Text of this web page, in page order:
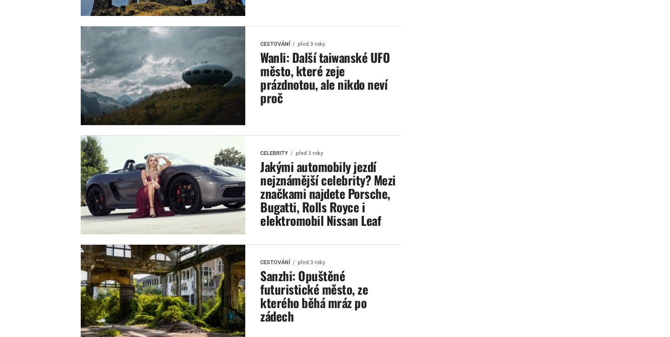
CESTOVÁNÍ před 3 roky
Wanli: Další taiwanské UFO
město, které zeje
prázdnotou, ale nikdo neví
proč
CELEBRITY před 3 roky
Jakými automobily jezdí
nejznámější celebrity? Mezi
značkami najdete Porsche,
Bugatti, Rolls Royce i
elektromobil Nissan Leaf
CESTOVÁNÍ před 3 roky
Sanzhi: Opuštěné
futuristické město, ze
kterého běhá mráz po
zádech